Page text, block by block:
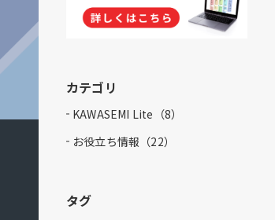
カテゴリ
KAWASEMI Lite（8）
お役立ち情報（22）
タグ